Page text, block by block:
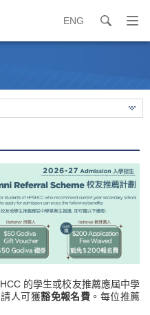
ENG search
打
開
的學生或校友推薦應屆中學
人可獲豁免報名費 。每位推薦